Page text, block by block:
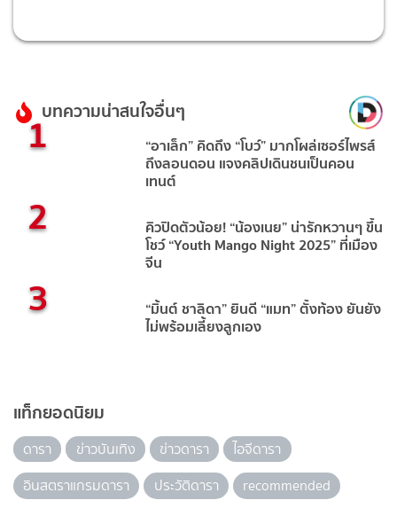
บทความน่าสนใจอื่นๆ
1 “อาเล็ก” คิดถึง “โบว์” มากโผล่เซอร์ไพรส์
ถึงลอนดอน แจงคลิปเดินชนเป็นคอน
เทนต์
2 คิวปิดตัวน้อย! “น้องเนย” น่ารักหวานๆ ขึ้น
โชว์ “Youth Mango Night 2025” ที่เมือง
จีน
3 “มิ้นต์ ชาลิดา” ยินดี “แมท” ตั้งท้อง ยันยัง
ไม่พร้อมเลี้ยงลูกเอง
แท็กยอดนิยม
ดารา ข่าวบันเทิง ข่าวดารา
ไอจีดารา
อินสตราแกรมดารา
ประวัติดารา
recommended